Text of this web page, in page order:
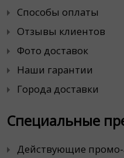
Способы оплаты
Отзывы клиентов
Фото доставок
Наши гарантии
Города доставки
Специальные
Действующие